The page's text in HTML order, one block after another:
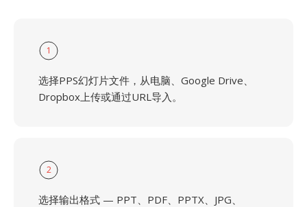
1
选择PPS幻灯片文件，从电脑、Google Drive、
Dropbox上传或通过URL导入。
2
选择输出格式 — PPT、PDF、PPTX、JPG、